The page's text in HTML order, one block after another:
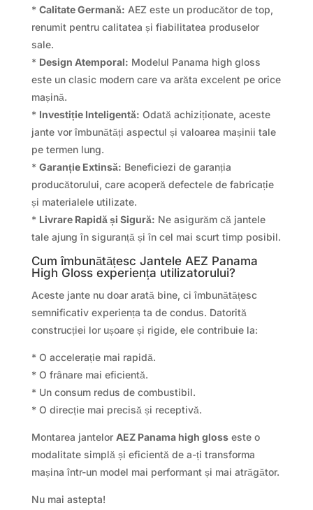
* Calitate Germană: AEZ este un producător de top,
renumit pentru calitatea și fiabilitatea produselor
sale.
* Design Atemporal: Modelul Panama high gloss
este un clasic modern care va arăta excelent pe orice
mașină.
* Investiție Inteligentă: Odată achiziționate, aceste
jante vor îmbunătăți aspectul și valoarea mașinii tale
pe termen lung.
* Garanție Extinsă: Beneficiezi de garanția
producătorului, care acoperă defectele de fabricație
și materialele utilizate.
* Livrare Rapidă și Sigură: Ne asigurăm că jantele
tale ajung în siguranță și în cel mai scurt timp posibil.
Cum îmbunătățesc Jantele AEZ Panama
High Gloss experiența utilizatorului?
Aceste jante nu doar arată bine, ci îmbunătățesc
semnificativ experiența ta de condus. Datorită
construcției lor ușoare și rigide, ele contribuie la:
* O accelerație mai rapidă.
* O frânare mai eficientă.
* Un consum redus de combustibil.
* O direcție mai precisă și receptivă.
Montarea jantelor AEZ Panama high glosseste o
modalitate simplă și eficientă de a-ți transforma
mașina într-un model mai performant și mai atrăgător.
Nu mai astepta!